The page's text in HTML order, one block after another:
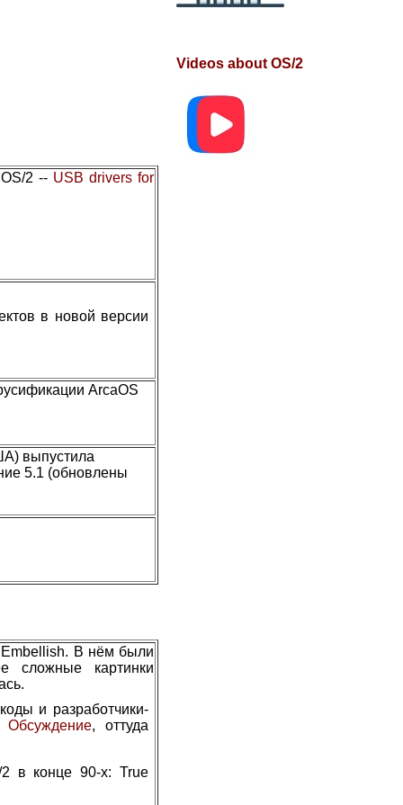
2 -- USB drivers for
в новой версии
ArcaOS
выпустила
5.1 (обновлены
Embellish. В нём были
сложные картинки
и разработчики-
Обсуждение, оттуда
2 в конце 90-х: True
Videos about OS/2